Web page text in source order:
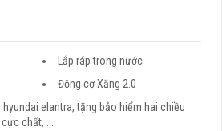
Lắp ráp trong nước
Động cơ Xăng 2.0
elantra, tặng bảo hiểm hai chiều
chất, ...